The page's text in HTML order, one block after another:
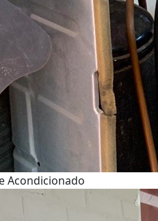
Acondicionado